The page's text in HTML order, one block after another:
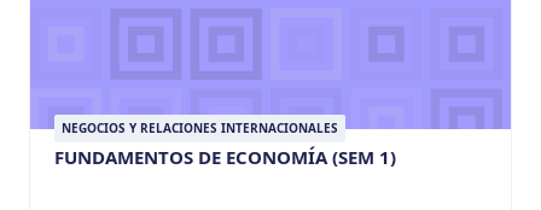
NEGOCIOS Y RELACIONES INTERNACIONALES
FUNDAMENTOS DE ECONOMÍA (SEM 1)